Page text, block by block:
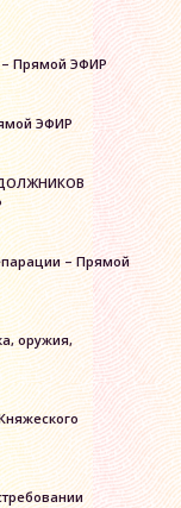
– Прямой ЭФИР
ЭФИР
– Прямой
оружия,